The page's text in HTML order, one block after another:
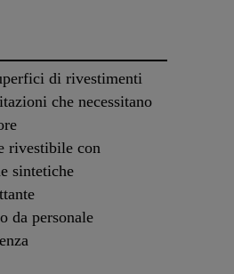
di rivestimenti
che necessitano
rivestibile con
sintetiche
da personale